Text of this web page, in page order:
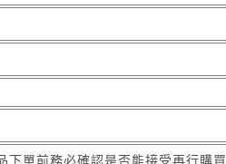
下單前務必確認是否能接受再行購買